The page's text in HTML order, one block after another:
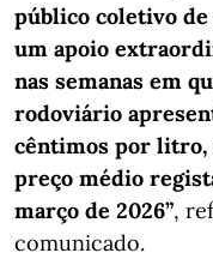
público coletivo de
um apoio
nas semanas em
rodoviário
cêntimos por litro,
preço médio
março de 2026”,
comunicado.